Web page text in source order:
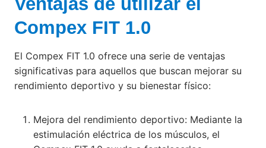
Compex FIT 1.0
El Compex FIT 1.0 ofrece una serie de ventajas
significativas para aquellos que buscan mejorar su
rendimiento deportivo y su bienestar físico:
Mejora del rendimiento deportivo: Mediante la
estimulación eléctrica de los músculos, el